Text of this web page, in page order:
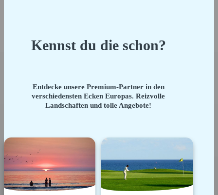
Kennst du die schon?
Entdecke unsere Premium-Partner in den
verschiedensten Ecken Europas. Reizvolle
Landschaften und tolle Angebote!